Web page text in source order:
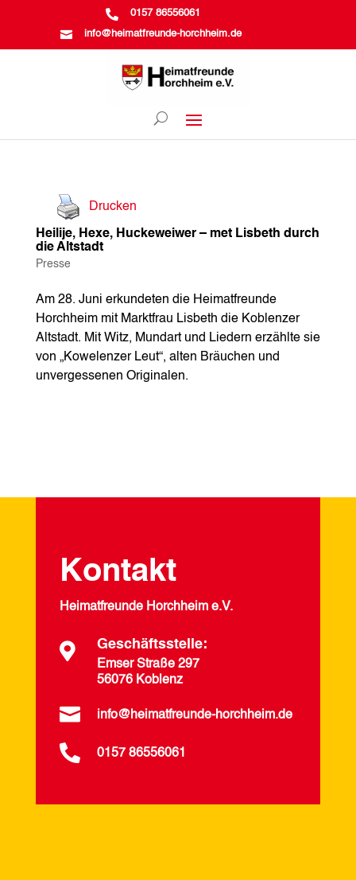
 0157 86556061
 info@heimatfreunde-horchheim.de
Drucken
Heilije, Hexe, Huckeweiwer – met Lisbeth durch
die Altstadt
Presse
Am 28. Juni erkundeten die Heimatfreunde
Horchheim mit Marktfrau Lisbeth die Koblenzer
Altstadt. Mit Witz, Mundart und Liedern erzählte sie
von „Kowelenzer Leut“, alten Bräuchen und
unvergessenen Originalen.
Kontakt
Heimatfreunde Horchheim e.V.
 Geschäftsstelle:
Emser Straße 297
56076 Koblenz
 info@heimatfreunde-horchheim.de
 0157 86556061